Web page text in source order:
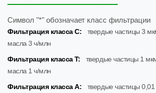
Символ "*" обозначает класс фильтрации
Фильтрация класса C:
твердые частицы 3
масла 3 ч/млн
Фильтрация класса T:
твердые частицы 1
масла 1 ч/млн
Фильтрация класса A:
твердые частицы